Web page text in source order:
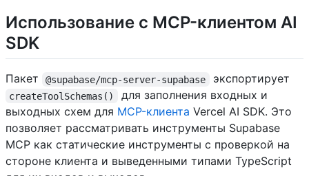
Использование с MCP-клиентом AI
SDK
Пакет @supabase/mcp-server-supabase экспортирует
createToolSchemas()
для заполнения входных и
выходных схем для MCP-клиента Vercel AI SDK. Это
позволяет рассматривать инструменты Supabase
MCP как статические инструменты с проверкой на
стороне клиента и выведенными типами TypeScript